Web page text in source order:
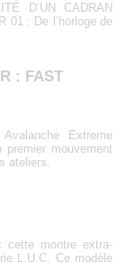
D’UN CADRAN
01 : De l’horloge de
: FAST
Extreme
mouvement
ateliers.
cette montre extra-
L.U.C. Ce modèle